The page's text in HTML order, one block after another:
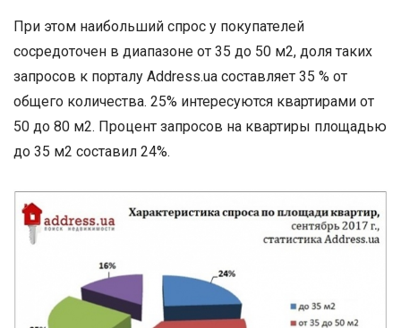
При этом наибольший спрос у покупателей
сосредоточен в диапазоне от 35 до 50 м2, доля таких
запросов к порталу Address.ua составляет 35 % от
общего количества. 25% интересуются квартирами от
50 до 80 м2. Процент запросов на квартиры площадью
до 35 м2 составил 24%.